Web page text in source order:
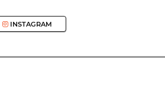
INSTAGRAM